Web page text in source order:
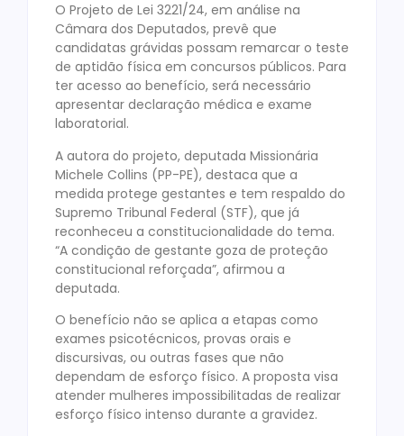
O Projeto de Lei 3221/24, em análise na
Câmara dos Deputados, prevê que
candidatas grávidas possam remarcar o teste
de aptidão física em concursos públicos. Para
ter acesso ao benefício, será necessário
apresentar declaração médica e exame
laboratorial.
A autora do projeto, deputada Missionária
Michele Collins (PP-PE), destaca que a
medida protege gestantes e tem respaldo do
Supremo Tribunal Federal (STF), que já
reconheceu a constitucionalidade do tema.
“A condição de gestante goza de proteção
constitucional reforçada”, afirmou a
deputada.
O benefício não se aplica a etapas como
exames psicotécnicos, provas orais e
discursivas, ou outras fases que não
dependam de esforço físico. A proposta visa
atender mulheres impossibilitadas de realizar
esforço físico intenso durante a gravidez.